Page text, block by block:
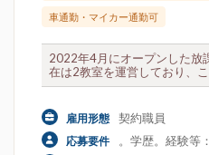
車通勤・マイカー通勤可
2022年4月にオープンした放
在は2教室を運営しており、
雇用形態 契約職員
応募要件 。学歴。経験等：